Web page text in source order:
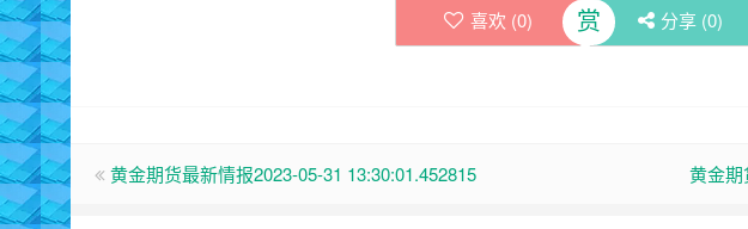
喜欢 (0) 赏 分享 (0)
黄金期货最新情报2023-05-31 13:30:01.452815 黄金期